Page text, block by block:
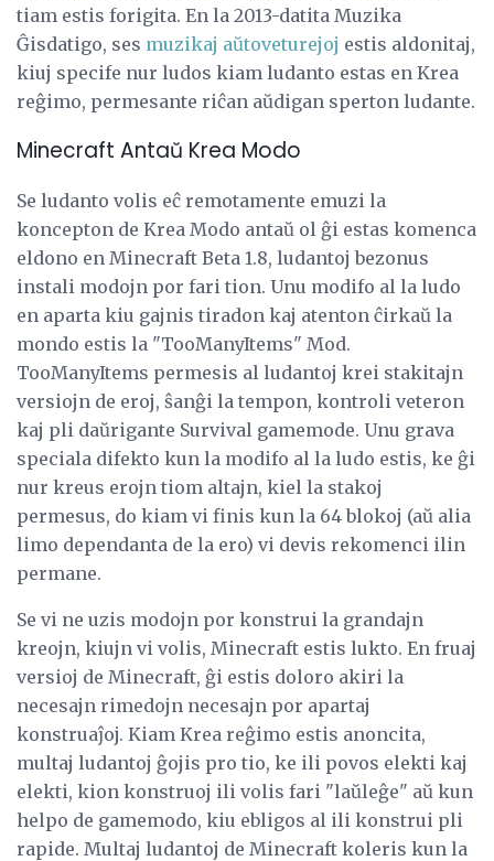
tiam estis forigita. En la 2013-datita Muzika
Ĝisdatigo, ses muzikaj aŭtoveturejoj estis aldonitaj,
kiuj specife nur ludos kiam ludanto estas en Krea
reĝimo, permesante riĉan aŭdigan sperton ludante.
Minecraft Antaŭ Krea Modo
Se ludanto volis eĉ remotamente emuzi la
koncepton de Krea Modo antaŭ ol ĝi estas komenca
eldono en Minecraft Beta 1.8, ludantoj bezonus
instali modojn por fari tion. Unu modifo al la ludo
en aparta kiu gajnis tiradon kaj atenton ĉirkaŭ la
mondo estis la "TooManyItems" Mod.
TooManyItems permesis al ludantoj krei stakitajn
versiojn de eroj, ŝanĝi la tempon, kontroli veteron
kaj pli daŭrigante Survival gamemode. Unu grava
speciala difekto kun la modifo al la ludo estis, ke ĝi
nur kreus erojn tiom altajn, kiel la stakoj
permesus, do kiam vi finis kun la 64 blokoj (aŭ alia
limo dependanta de la ero) vi devis rekomenci ilin
permane.
Se vi ne uzis modojn por konstrui la grandajn
kreojn, kiujn vi volis, Minecraft estis lukto. En fruaj
versioj de Minecraft, ĝi estis doloro akiri la
necesajn rimedojn necesajn por apartaj
konstruaĵoj. Kiam Krea reĝimo estis anoncita,
multaj ludantoj ĝojis pro tio, ke ili povos elekti kaj
elekti, kion konstruoj ili volis fari "laŭleĝe" aŭ kun
helpo de gamemodo, kiu ebligos al ili konstrui pli
rapide. Multaj ludantoj de Minecraft koleris kun la